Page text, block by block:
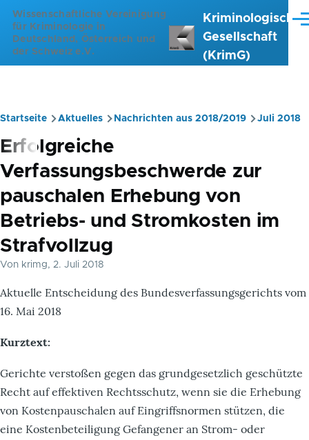
Direkt zum Inhalt
Wissenschaftliche Vereinigung
für Kriminologie in
Deutschland, Österreich und
der Schweiz e.V.
Kriminologische
Gesellschaft
(KrimG)
Pfadnavigation
Startseite Aktuelles Nachrichten aus 2018/2019 Juli 2018
Erfolgreiche
Verfassungsbeschwerde zur
pauschalen Erhebung von
Betriebs- und Stromkosten im
Strafvollzug
Von krimg, 2. Juli 2018
Aktuelle Entscheidung des Bundesverfassungsgerichts vom
16. Mai 2018
Kurztext:
Gerichte verstoßen gegen das grundgesetzlich geschützte
Recht auf effektiven Rechtsschutz, wenn sie die Erhebung
von Kostenpauschalen auf Eingriffsnormen stützen, die
eine Kostenbeteiligung Gefangener an Strom- oder